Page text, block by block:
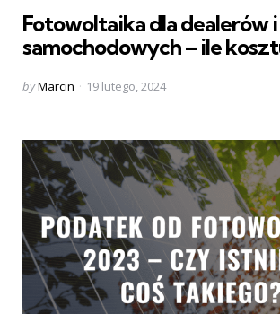
Fotowoltaika dla dealerów
samochodowych – ile
Posted
byMarcin 19 lutego, 2024